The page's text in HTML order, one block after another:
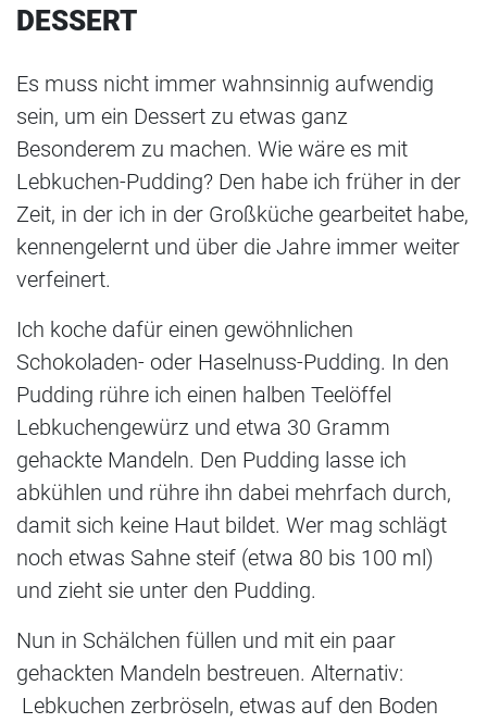
DESSERT
Es muss nicht immer wahnsinnig aufwendig
sein, um ein Dessert zu etwas ganz
Besonderem zu machen. Wie wäre es mit
Lebkuchen-Pudding? Den habe ich früher in der
Zeit, in der ich in der Großküche gearbeitet habe,
kennengelernt und über die Jahre immer weiter
verfeinert.
Ich koche dafür einen gewöhnlichen
Schokoladen- oder Haselnuss-Pudding. In den
Pudding rühre ich einen halben Teelöffel
Lebkuchengewürz und etwa 30 Gramm
gehackte Mandeln. Den Pudding lasse ich
abkühlen und rühre ihn dabei mehrfach durch,
damit sich keine Haut bildet. Wer mag schlägt
noch etwas Sahne steif (etwa 80 bis 100 ml)
und zieht sie unter den Pudding.
Nun in Schälchen füllen und mit ein paar
gehackten Mandeln bestreuen. Alternativ:
Lebkuchen zerbröseln, etwas auf den Boden